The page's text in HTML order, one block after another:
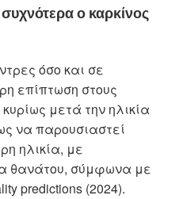
ο καρκίνος
όσο και σε
επίπτωση στους
μετά την ηλικία
να παρουσιαστεί
ηλικία, με
θανάτου, σύμφωνα με
predictions (2024).